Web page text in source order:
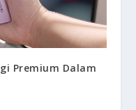
Premium Dalam